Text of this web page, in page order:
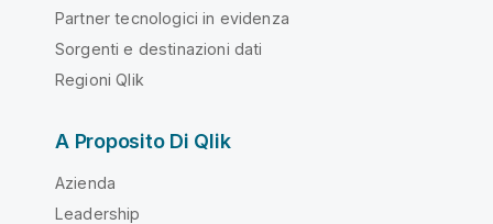
Partner tecnologici in evidenza
Sorgenti e destinazioni dati
Regioni Qlik
A Proposito Di Qlik
Azienda
Leadership